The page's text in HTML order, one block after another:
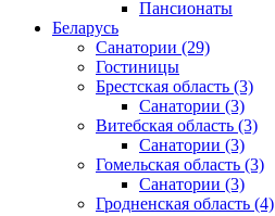
Пансионаты
Беларусь
Санатории (29)
Гостиницы
Брестская область (3)
Санатории (3)
Витебская область (3)
Санатории (3)
Гомельская область (3)
Санатории (3)
Гродненская область (4)